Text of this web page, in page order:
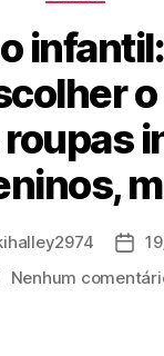
roupas
Data
de
Nenhum